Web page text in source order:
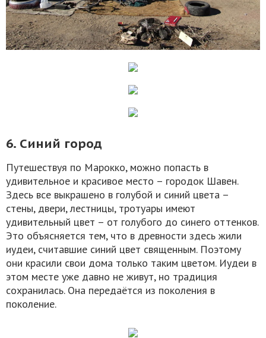
6. Синий город
Путешествуя по Марокко, можно попасть в
удивительное и красивое место – городок Шавен.
Здесь все выкрашено в голубой и синий цвета –
стены, двери, лестницы, тротуары имеют
удивительный цвет – от голубого до синего оттенков.
Это объясняется тем, что в древности здесь жили
иудеи, считавшие синий цвет священным. Поэтому
они красили свои дома только таким цветом. Иудеи в
этом месте уже давно не живут, но традиция
сохранилась. Она передаётся из поколения в
поколение.